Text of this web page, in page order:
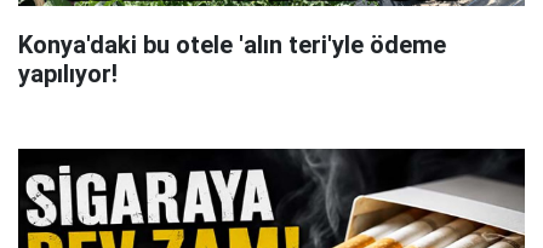
Konya'daki bu otele 'alın teri'yle ödeme
yapılıyor!